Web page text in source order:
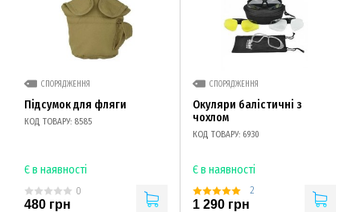
СПОРЯДЖЕННЯ
Підсумок для фляги
КОД ТОВАРУ: 8585
Є в наявності
0
480 грн
СПОРЯДЖЕННЯ
Окуляри балістичні з
чохлом
КОД ТОВАРУ: 6930
Є в наявності
2
1 290 грн